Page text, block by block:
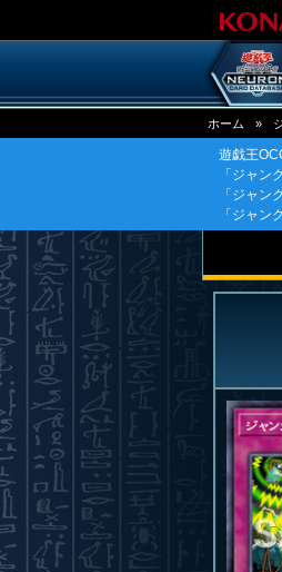
ホーム »
遊戯王
「ジャン
「ジャン
「ジャン